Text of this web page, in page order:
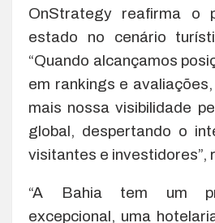
OnStrategy reafirma o
estado no cenário
“Quando alcançamos
em rankings e
mais nossa visibilidade
global, despertando o
visitantes e investidores”,
“A Bahia tem um
excepcional, uma